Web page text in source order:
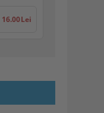
16.00Lei